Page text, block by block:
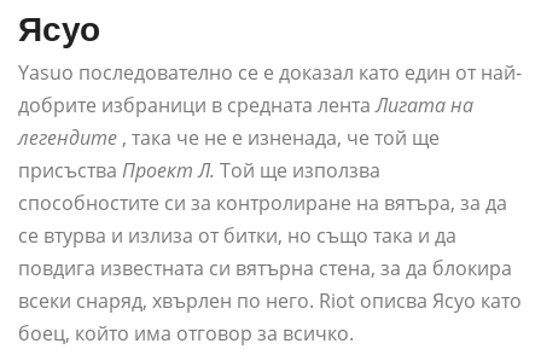
Ясуо
Yasuo последователно се е доказал като един от най-
добрите избраници в средната лентаЛигата на
легендите , така че не е изненада, че той ще
присъства Проект Л. Той ще използва
способностите си за контролиране на вятъра, за да
се втурва и излиза от битки, но също така и да
повдига известната си вятърна стена, за да блокира
всеки снаряд, хвърлен по него. Riot описва Ясуо като
боец, който има отговор за всичко.